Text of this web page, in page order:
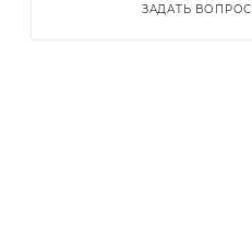
ЗАДАТЬ ВОПРОС